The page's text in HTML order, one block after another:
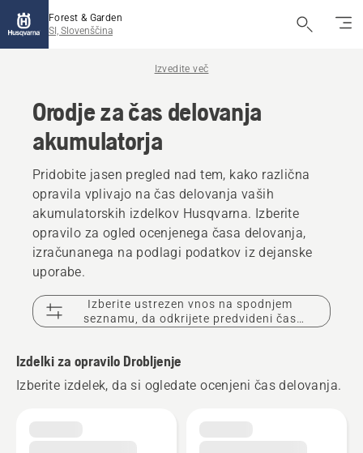
Forest & Garden
SI, Slovenščina
Izvedite več
Orodje za čas delovanja
akumulatorja
Pridobite jasen pregled nad tem, kako različna
opravila vplivajo na čas delovanja vaših
akumulatorskih izdelkov Husqvarna. Izberite
opravilo za ogled ocenjenega časa delovanja,
izračunanega na podlagi podatkov iz dejanske
uporabe.
Izberite ustrezen vnos na spodnjem
seznamu, da odkrijete predvideni čas
Izdelki za opravilo Drobljenje
Izberite izdelek, da si ogledate ocenjeni čas delovanja.